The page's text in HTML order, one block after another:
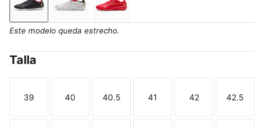
PUMA Black-Puma Aged Silver
PUMA White-PUMA Black
Rosso Corsa-Rosso Corsa
Este modelo queda estrecho.
Talla
Talla
39
Talla
40
Talla
40.5
Talla
41
Talla
42
Talla
42.5